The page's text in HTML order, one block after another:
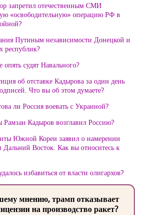
запретил отечественным СМИ
«освободительную» операцию РФ в
Путиным независимости Донецкой и
республик?
опять судят Навального?
об отставке Кадырова за один день
Что вы об этом думаете?
ли Россия воевать с Украиной?
Кадыров возглавил Россию?
Южной Кореи заявил о намерении
Дальний Восток. Как вы относитесь к
избавиться от власти олигархов?
мнению, трамп отказывает
на производство ракет?